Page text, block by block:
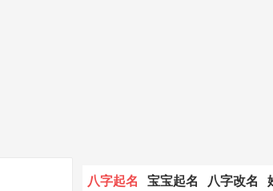
八字起名 宝宝起名 八字改名